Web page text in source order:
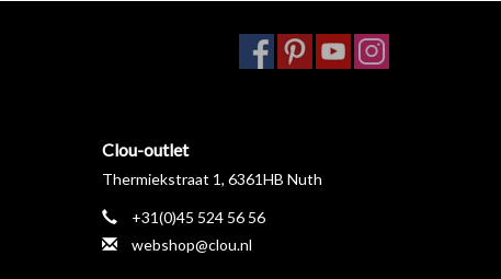
Clou-outlet
Thermiekstraat 1, 6361HB Nuth
+31(0)45 524 56 56
webshop@clou.nl